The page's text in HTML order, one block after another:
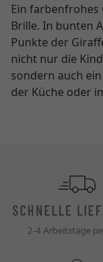
Ein
Brille. In bunten
Punkte der
nicht nur die
sondern auch
der Küche oder
SCHNELLE
2-4 Arbeitstage